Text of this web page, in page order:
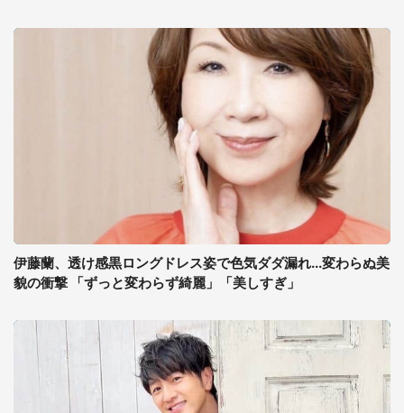
伊藤蘭、透け感黒ロングドレス姿で色気ダダ漏れ...変わらぬ美
貌の衝撃 「ずっと変わらず綺麗」「美しすぎ」